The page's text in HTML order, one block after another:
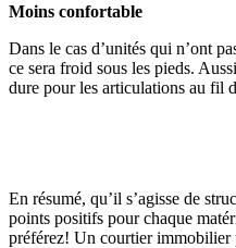
Moins confortable
Dans le cas d’unités qui n’ont
ce sera froid sous les pieds.
dure pour les articulations au fil
En résumé, qu’il s’agisse de
points positifs pour chaque
préférez! Un courtier immobilier